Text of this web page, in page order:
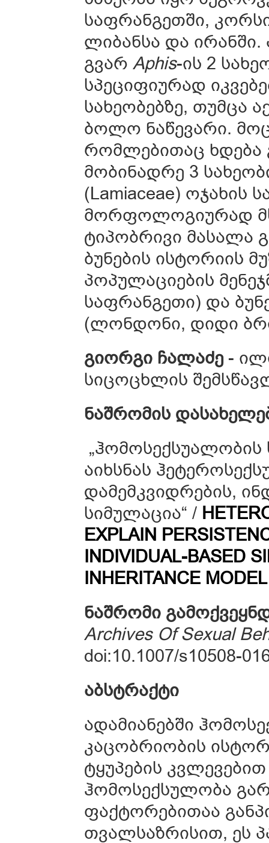
საფრანგეთში,
ლიბანსა და
გვარ Aphis-ის 2
სპეციფიურად
სახეობებზე, თუმცა
ბოლო ნაწევარი.
რომლებითაც ხდება
მობინადრე 3
(Lamiaceae) ოჯახის
მორფოლოგიურად
ტიპობრივი მასალა
ბუნების ისტორიის
პოპულაციების
საფრანგეთი) და
(ლონდონი, დიდი
გიორგი ჩალაძე-
სიცოცხლის
ნაშრომის
აიხსნას
დამემკვიდრების,
სიმულაცია“ /
EXPLAIN
INDIVIDUAL-BASED
INHERITANCE MODEL
ნაშრომი
Archives Of Sexual
doi:10.1007/s10508-
აბსტრაქტი
ადამიანებში
კაცობრიობის
ტყუპების
ჰომოსექსულობა
ფაქტორებითაა
თვალსაზრისით, ეს